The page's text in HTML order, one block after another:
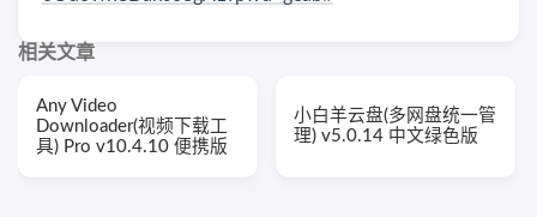
相关文章
Any Video
Downloader(视频下载工
具) Pro v10.4.10 便携版
小白羊云盘(多网盘统一管
理) v5.0.14 中文绿色版